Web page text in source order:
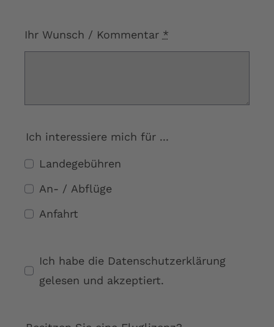
Ihr Wunsch / Kommentar *
Ich interessiere mich für ...
Landegebühren
An- / Abflüge
Anfahrt
Ich habe die Datenschutzerklärung
gelesen und akzeptiert.